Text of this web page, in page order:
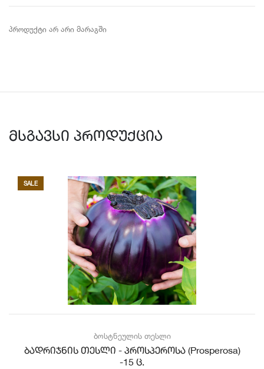
პროდუქტი არ არი მარაგში
მსგავსი პროდუქცია
SALE
ბოსტნეულის თესლი
ბადრიჯნის თესლი - პროსპეროსა (Prosperosa)
-15 ც.